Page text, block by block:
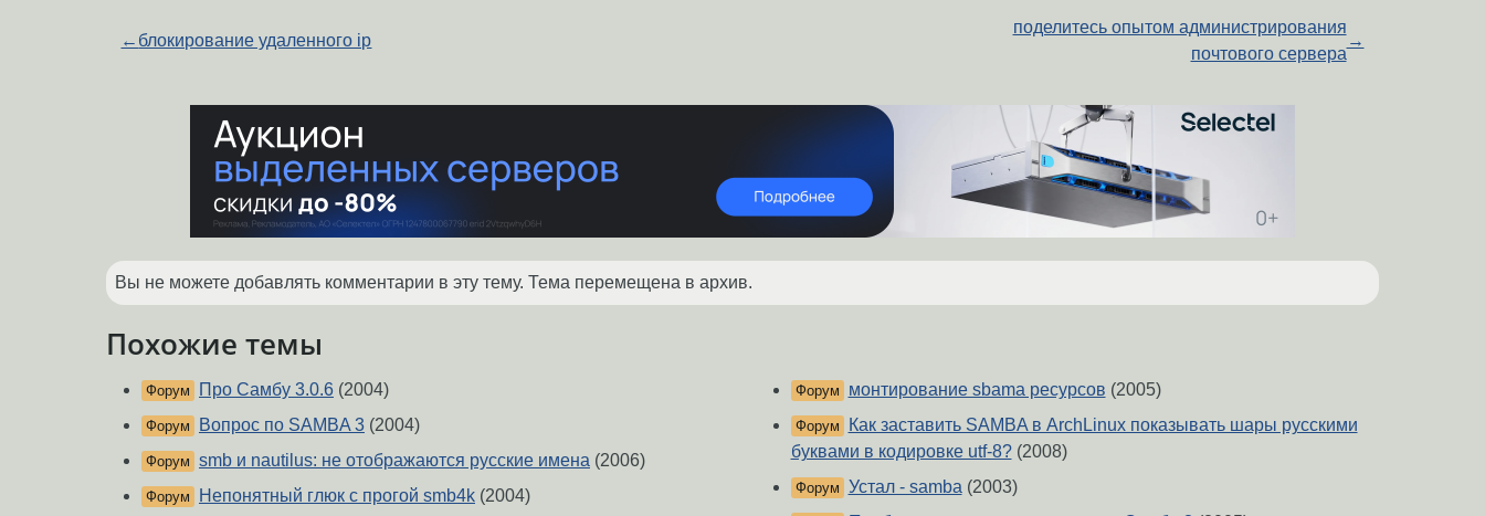
← блокирование удаленного ip
поделитесь опытом администрирования
почтового сервера
→
Вы не можете добавлять комментарии в эту тему. Тема перемещена в архив.
Похожие темы
Форум Про Самбу 3.0.6 (2004)
Форум Вопрос по SAMBA 3 (2004)
Форум smb и nautilus: не отображаются русские имена (2006)
Форум Непонятный глюк с прогой smb4k (2004)
Форум монтирование sbama ресурсов (2005)
Форум
Как заставить SAMBA в ArchLinux показывать шары русскими
буквами в кодировке utf-8?(2008)
Форум Устал - samba(2003)